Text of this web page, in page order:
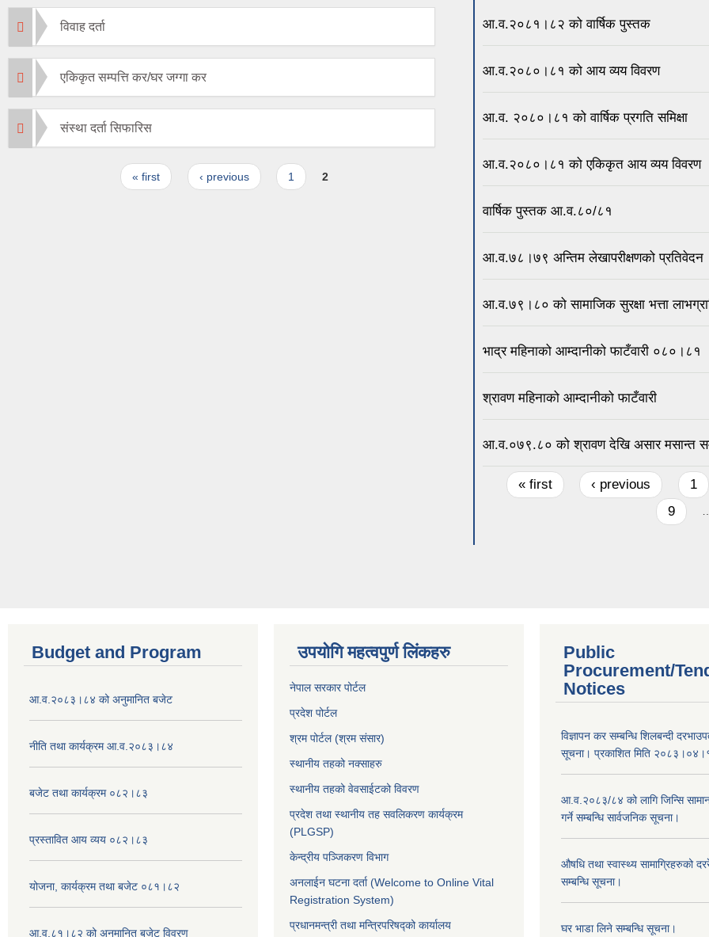
विवाह दर्ता
एकिकृत सम्पत्ति कर/घर जग्गा कर
संस्था दर्ता सिफारिस
« first ‹ previous 1 2
आ.व.२०८१।८२ को वार्षिक पुस्तक
आ.व.२०८०।८१ को आय व्यय विवरण
आ.व. २०८०।८१ को वार्षिक प्रगति समिक्षा
आ.व.२०८०।८१ को एकिकृत आय व्यय विवरण
वार्षिक पुस्तक आ.व.८०/८१
आ.व.७८।७९ अन्तिम लेखापरीक्षणको प्रतिवेदन
आ.व.७९।८० को सामाजिक सुरक्षा भत्ता
भाद्र महिनाको आम्दानीको फाटँवारी ०८०।८१
श्रावण महिनाको आम्दानीको फाटँवारी
आ.व.०७९.८० को श्रावण देखि असार मसान्त
Pages
« first ‹ previous 1
9
Budget and Program
आ.व.२०८३।८४ को अनुमानित बजेट
नीति तथा कार्यक्रम आ.व.२०८३।८४
बजेट तथा कार्यक्रम ०८२।८३
प्रस्तावित आय व्यय ०८२।८३
योजना, कार्यक्रम तथा बजेट ०८१।८२
आ.व.८१।८२ को अनुमानित बजेट विवरण
उपयोगि महत्वपुर्ण लिंकहरु
नेपाल सरकार पोर्टल
प्रदेश पोर्टल
श्रम पोर्टल (श्रम संसार)
स्थानीय तहको नक्साहरु
स्थानीय तहको वेवसाईटको विवरण
प्रदेश तथा स्थानीय तह सवलिकरण कार्यक्रम
(PLGSP)
केन्द्रीय पञ्जिकरण विभाग
अनलाईन घटना दर्ता (Welcome to Online Vital
Registration System)
प्रधानमन्त्री तथा मन्त्रिपरिषद्को कार्यालय
Public
Procurement/
Notices
विज्ञापन कर सम्बन्धि शिलबन्दी
सूचना। प्रकाशित मिति
आ.व.२०८३/८४ को लागि जिन्सि
गर्ने सम्बन्धि सार्वजनिक सूचना।
औषधि तथा स्वास्थ्य सामाग्रिहरुको
सम्बन्धि सूचना।
घर भाडा लिने सम्बन्धि सूचना।